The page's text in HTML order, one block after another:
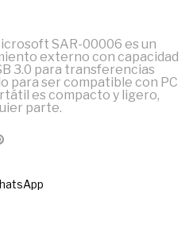
SAR-00006 es un
externo con capacidad
3.0 para transferencias
para ser compatible con PC
es compacto y ligero,
parte.